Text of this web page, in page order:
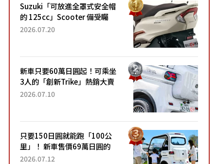
Suzuki「可放進全罩式安全帽
的 125cc」Scooter 備受矚
目！採用全新流線設計與各項
2026.07.20
新車只要60萬日圓起！可乘坐
3人的「創新Trike」熱銷大賣
成為人氣車款！「養車成本真
2026.07.10
只要150日圓就能跑「100公
里」！ 新車售價69萬日圓的
「3人座」Trike大受歡迎！ 順
2026.07.12